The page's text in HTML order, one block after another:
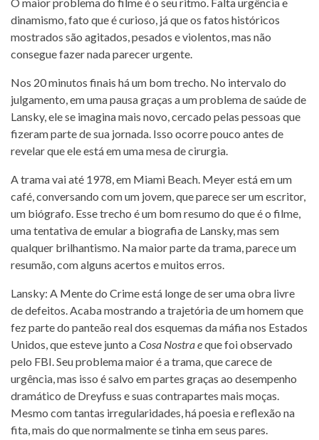
dinamismo, fato que é curioso, já que os fatos históricos
mostrados são agitados, pesados e violentos, mas não
consegue fazer nada parecer urgente.
Nos 20 minutos finais há um bom trecho. No intervalo do
julgamento, em uma pausa graças a um problema de saúde de
Lansky, ele se imagina mais novo, cercado pelas pessoas que
fizeram parte de sua jornada. Isso ocorre pouco antes de
revelar que ele está em uma mesa de cirurgia.
A trama vai até 1978, em Miami Beach. Meyer está em um
café, conversando com um jovem, que parece ser um escritor,
um biógrafo. Esse trecho é um bom resumo do que é o filme,
uma tentativa de emular a biografia de Lansky, mas sem
qualquer brilhantismo. Na maior parte da trama, parece um
resumão, com alguns acertos e muitos erros.
Lansky: A Mente do Crime está longe de ser uma obra livre
de defeitos. Acaba mostrando a trajetória de um homem que
fez parte do panteão real dos esquemas da máfia nos Estados
Unidos, que esteve junto aCosa Nostra eque foi observado
pelo FBI. Seu problema maior é a trama, que carece de
urgência, mas isso é salvo em partes graças ao desempenho
dramático de Dreyfuss e suas contrapartes mais moças.
Mesmo com tantas irregularidades, há poesia e reflexão na
fita, mais do que normalmente se tinha em seus pares.